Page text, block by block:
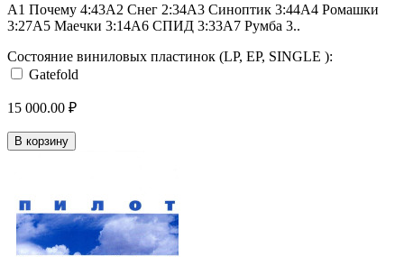
A1 Почему 4:43A2 Снег 2:34A3 Синоптик 3:44A4 Ромашки
3:27A5 Маечки 3:14A6 СПИД 3:33A7 Румба 3..
Состояние виниловых пластинок (LP, EP, SINGLE ):
Gatefold
15 000.00 ₽
В корзину